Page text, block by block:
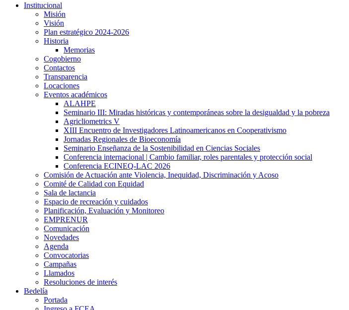
Institucional
Misión
Visión
Plan estratégico 2024-2026
Historia
Memorias
Cogobierno
Contactos
Transparencia
Locaciones
Eventos académicos
ALAHPE
Seminario III: Miradas históricas y contemporáneas sobre la desigualdad y la pobreza
Agricliometrics V
XIII Encuentro de Investigadores Latinoamericanos en Cooperativismo
Jornadas Regionales de Bioeconomía
Seminario Enseñanza de la Sostenibilidad en Ciencias Sociales
Conferencia internacional | Cambio familiar, roles parentales y protección social
Conferencia ECINEQ-LAC 2026
Comisión de Actuación ante Violencia, Inequidad, Discriminación y Acoso
Comité de Calidad con Equidad
Sala de lactancia
Espacio de recreación y cuidados
Planificación, Evaluación y Monitoreo
EMPRENUR
Comunicación
Novedades
Agenda
Convocatorias
Campañas
Llamados
Resoluciones de interés
Bedelía
Portada